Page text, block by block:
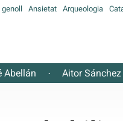
Ansietat Arqueologia
Abellán · Aitor Sánchez